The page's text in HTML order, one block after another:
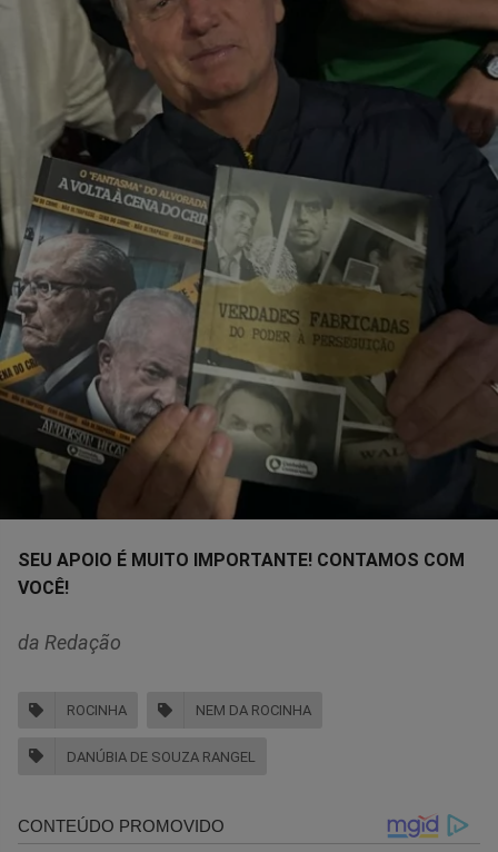
SEU APOIO É MUITO IMPORTANTE! CONTAMOS COM
VOCÊ!
da Redação
ROCINHA NEM DA ROCINHA
DANÚBIA DE SOUZA RANGEL